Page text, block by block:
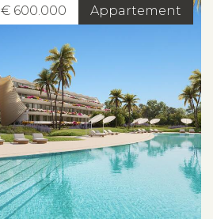
Appartement
€ 600.000